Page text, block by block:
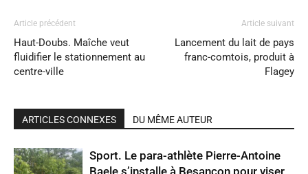
Article précédent
Haut-Doubs. Maîche veut
fluidifier le stationnement au
centre-ville
Article suivant
Lancement du lait de pays
franc-comtois, produit à
Flagey
ARTICLES CONNEXES DU MÊME AUTEUR
Sport. Le para-athlète Pierre-Antoine
Baele s’installe à Besançon pour viser